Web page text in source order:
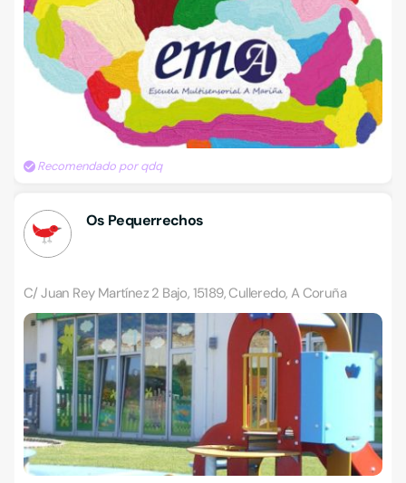
Recomendado por qdq
Os Pequerrechos
C/ Juan Rey Martínez 2 Bajo, 15189, Culleredo, A Coruña